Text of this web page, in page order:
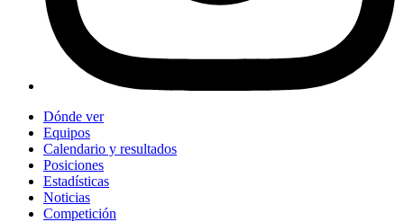
Dónde ver
Equipos
Calendario y resultados
Posiciones
Estadísticas
Noticias
Competición